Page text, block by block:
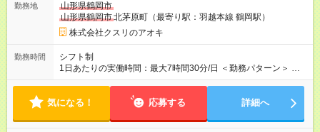
勤務地
山形県鶴岡市
山形県鶴岡市北茅原町（最寄り駅：羽越本線 鶴岡駅）
株式会社クスリのアオキ
勤務時間
シフト制
1日あたりの実働時間：最大7時間30分/日 ＜勤務パターン＞ ・
7:00～ ・8:00～ ※7:00or8:00勤務必須 1日5時間 (7～7.5時間の
気になる！ 応募する 詳細へ